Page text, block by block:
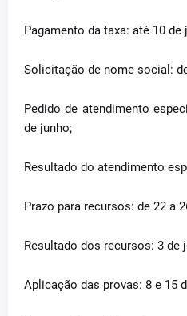
Pagamento da taxa: até 10 de
Solicitação de nome social:
Pedido de atendimento
de junho;
Resultado do atendimento
Prazo para recursos: de 22 a
Resultado dos recursos: 3 de
Aplicação das provas: 8 e 15